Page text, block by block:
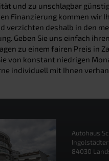
und zu unschlagbar
Finanzierung kommen wir
verzichten deshalb in den
Geben Sie uns einfach
zu einem fairen Preis in
von konstant niedrigen
individuell mit Ihnen
Autohaus
Ingolstädter
84030